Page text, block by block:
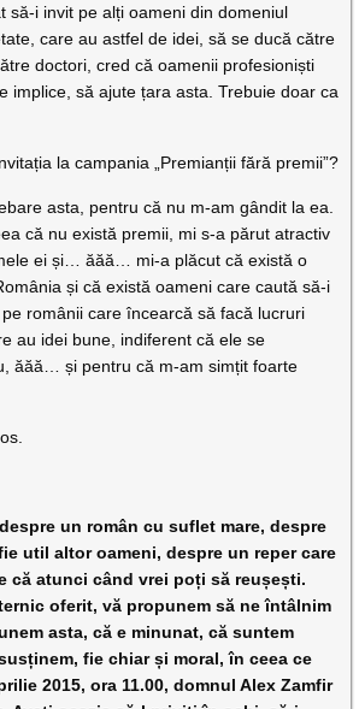
să-i invit pe alți oameni din domeniul
care au astfel de idei, să se ducă către
doctori, cred că oamenii profesioniști
implice, să ajute țara asta. Trebuie doar ca
la campania „Premianții fără premii”?
asta, pentru că nu m-am gândit la ea.
că nu există premii, mi s-a părut atractiv
ei și… ăăă… mi-a plăcut că există o
și că există oameni care caută să-i
românii care încearcă să facă lucruri
au idei bune, indiferent că ele se
ăăă… și pentru că m-am simțit foarte
un român cu suflet mare, despre
util altor oameni, despre un reper care
că atunci când vrei poți să reușești.
oferit, vă propunem să ne întâlnim
asta, că e minunat, că suntem
fie chiar și moral, în ceea ce
2015, ora 11.00, domnul Alex Zamfir